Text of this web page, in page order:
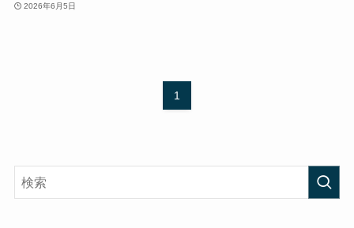
2026年6月5日
1